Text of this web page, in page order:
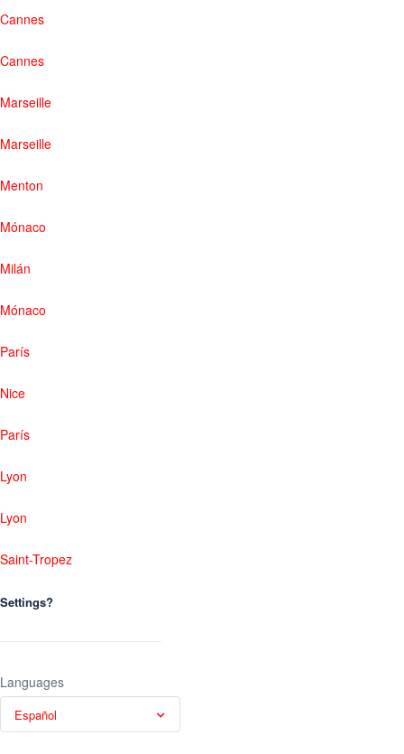
Cannes
Cannes
Marseille
Marseille
Menton
Mónaco
Milán
Mónaco
París
Nice
París
Lyon
Lyon
Saint-Tropez
Settings?
Languages
Español